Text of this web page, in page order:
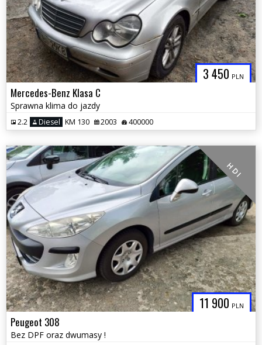
3 450 PLN
Mercedes-Benz Klasa C
Sprawna klima do jazdy
2.2 Diesel KM 130 2003 400000
11 900 PLN
H D I
Peugeot 308
Bez DPF oraz dwumasy !